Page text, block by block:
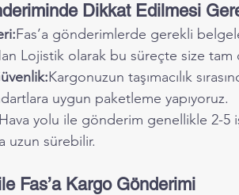
Dikkat Edilmesi
Fas’a gönderimlerde gerekli
Lojistik olarak bu süreçte size tam
Kargonuzun taşımacılık
uygun paketleme yapıyoruz.
Hava yolu ile gönderim genellikle 2-5
uzun sürebilir.
Fas’a Kargo Gönderimi